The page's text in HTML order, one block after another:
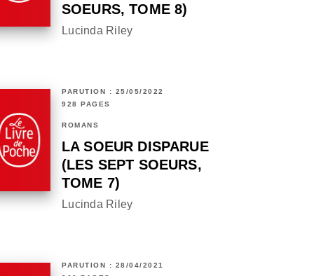
SOEURS, TOME 8)
Lucinda Riley
PARUTION : 25/05/2022
928 PAGES
ROMANS
LA SOEUR DISPARUE
(LES SEPT SOEURS,
TOME 7)
Lucinda Riley
PARUTION : 28/04/2021